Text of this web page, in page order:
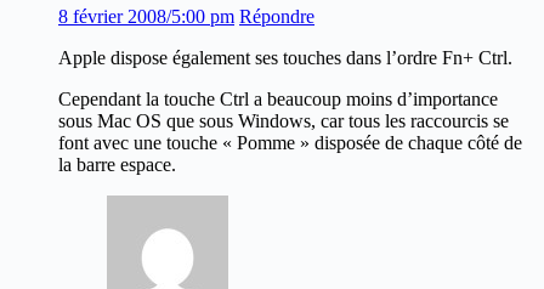
8 février 2008/5:00 pm Répondre
Apple dispose également ses touches dans l’ordre Fn+ Ctrl.
Cependant la touche Ctrl a beaucoup moins d’importance
sous Mac OS que sous Windows, car tous les raccourcis se
font avec une touche « Pomme » disposée de chaque côté de
la barre espace.